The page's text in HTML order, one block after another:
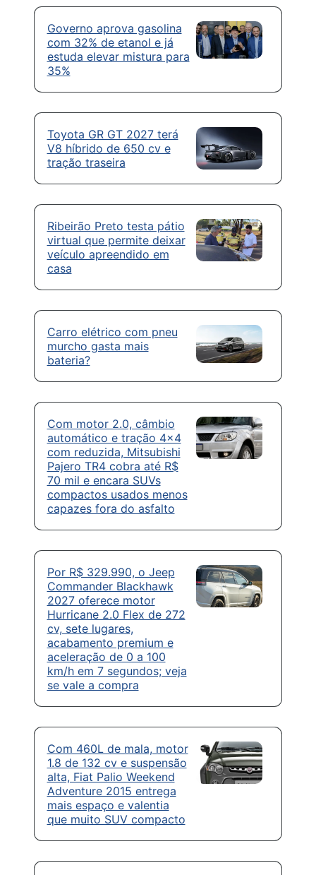
Governo aprova gasolina
com 32% de etanol e já
estuda elevar mistura para
35%
Toyota GR GT 2027 terá
V8 híbrido de 650 cv e
tração traseira
Ribeirão Preto testa pátio
virtual que permite deixar
veículo apreendido em
casa
Carro elétrico com pneu
murcho gasta mais
bateria?
Com motor 2.0, câmbio
automático e tração 4×4
com reduzida, Mitsubishi
Pajero TR4 cobra até R$
70 mil e encara SUVs
compactos usados menos
capazes fora do asfalto
Por R$ 329.990, o Jeep
Commander Blackhawk
2027 oferece motor
Hurricane 2.0 Flex de 272
cv, sete lugares,
acabamento premium e
aceleração de 0 a 100
km/h em 7 segundos; veja
se vale a compra
Com 460L de mala, motor
1.8 de 132 cv e suspensão
alta, Fiat Palio Weekend
Adventure 2015 entrega
mais espaço e valentia
que muito SUV compacto